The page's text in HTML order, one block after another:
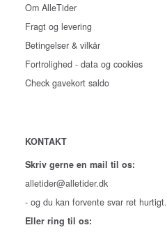
Om AlleTider
Fragt og levering
Betingelser & vilkår
Fortrolighed - data og cookies
Check gavekort saldo
KONTAKT
Skriv gerne en mail til os:
alletider@alletider.dk
- og du kan forvente svar ret hurtigt.
Eller ring til os: